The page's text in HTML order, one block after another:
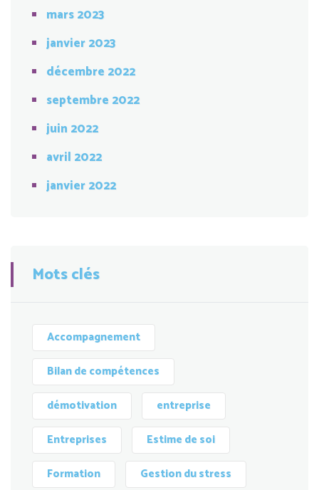
mars 2023
janvier 2023
décembre 2022
septembre 2022
juin 2022
avril 2022
janvier 2022
Mots clés
Accompagnement
Bilan de compétences
démotivation
entreprise
Entreprises
Estime de soi
Formation
Gestion du stress